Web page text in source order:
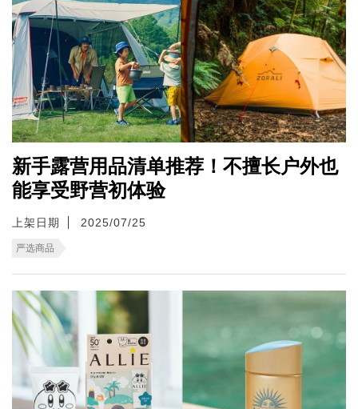
新手露营用品清单推荐！不擅长户外也
能享受野营初体验
上架日期 2025/07/25
严选商品